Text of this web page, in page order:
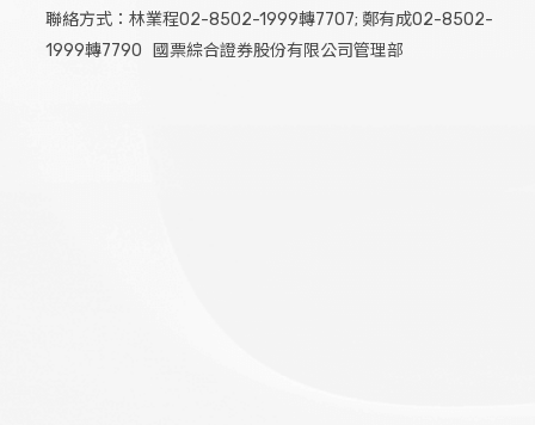
聯絡方式：林業程02-8502-1999轉7707; 鄭有成02-8502-
1999轉7790 國票綜合證券股份有限公司管理部